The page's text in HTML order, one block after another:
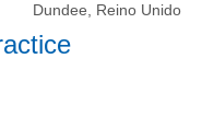
Dundee, Reino Unido